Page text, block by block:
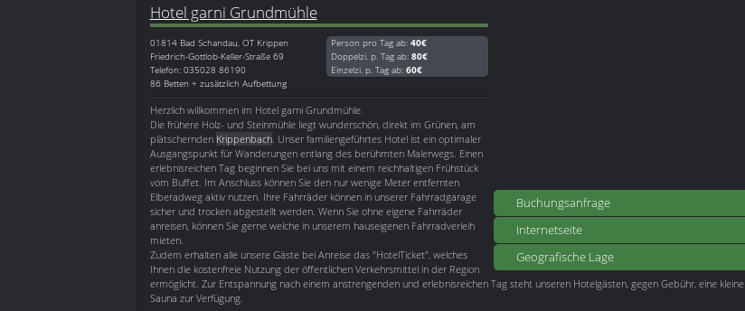
Buchungsanfrage
Internetseite
Geografische Lage
Hotel garni Grundmühle
01814 Bad Schandau, OT Krippen
Friedrich-Gottlob-Keller-Straße 69
Telefon: 035028 86190
86 Betten + zusätzlich Aufbettung
Person pro Tag ab: 40€
Doppelzi. p. Tag ab: 80€
Einzelzi. p. Tag ab: 60€
Herzlich willkommen im Hotel garni Grundmühle.
Die frühere Holz- und Steinmühle liegt wunderschön, direkt im Grünen, am
plätschernden Krippenbach. Unser familiengeführtes Hotel ist ein optimaler
Ausgangspunkt für Wanderungen entlang des berühmten Malerwegs. Einen
erlebnisreichen Tag beginnen Sie bei uns mit einem reichhaltigen Frühstück
vom Buffet. Im Anschluss können Sie den nur wenige Meter entfernten
Elberadweg aktiv nutzen. Ihre Fahrräder können in unserer Fahrradgarage
sicher und trocken abgestellt werden. Wenn Sie ohne eigene Fahrräder
anreisen, können Sie gerne welche in unserem hauseigenen Fahrradverleih
mieten.
Zudem erhalten alle unsere Gäste bei Anreise das "HotelTicket", welches
Ihnen die kostenfreie Nutzung der öffentlichen Verkehrsmittel in der Region
ermöglicht. Zur Entspannung nach einem anstrengenden und erlebnisreichen Tag steht unseren Hotelgästen, gegen Gebühr, eine kleine
Sauna zur Verfügung.